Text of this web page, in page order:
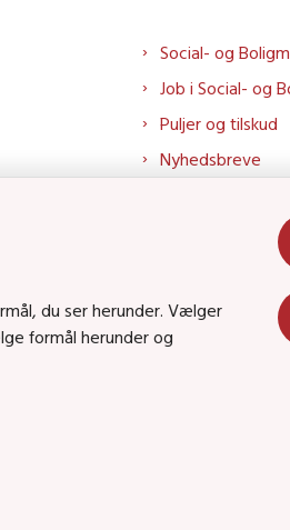
Social- og
Job i Social- og
Puljer og tilskud
Nyhedsbreve
Social- og
som RSS feed
du ser herunder. Vælger
formål herunder og